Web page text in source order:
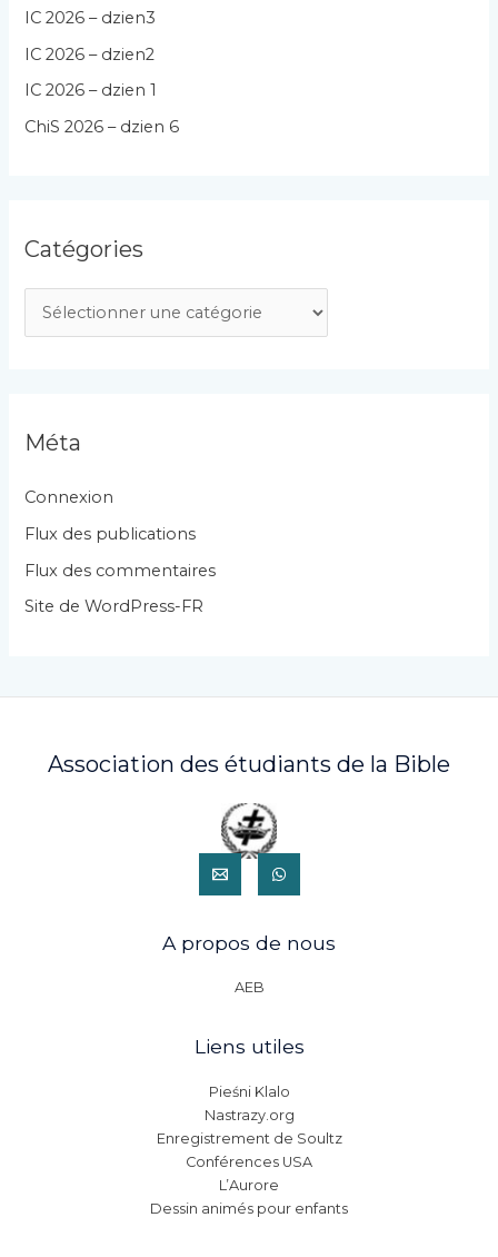
IC 2026 – dzien3
IC 2026 – dzien2
IC 2026 – dzien 1
ChiS 2026 – dzien 6
Catégories
a
g
r
i
e
Méta
Connexion
Flux des publications
Flux des commentaires
Site de WordPress-FR
Association des étudiants de la Bible
A propos de nous
AEB
Liens utiles
Pieśni Klalo
Nastrazy.org
Enregistrement de Soultz
Conférences USA
L’Aurore
Dessin animés pour enfants